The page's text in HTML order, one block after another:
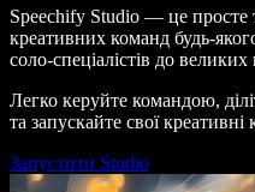
Speechify Studio — це просте
креативних команд будь-
соло-спеціалістів до
Легко керуйте командою,
та запускайте свої
Запустити Studio